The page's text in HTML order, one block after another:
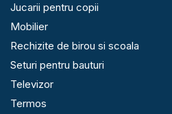
Jucarii pentru copii
Mobilier
Rechizite de birou si scoala
Seturi pentru bauturi
Televizor
Termos